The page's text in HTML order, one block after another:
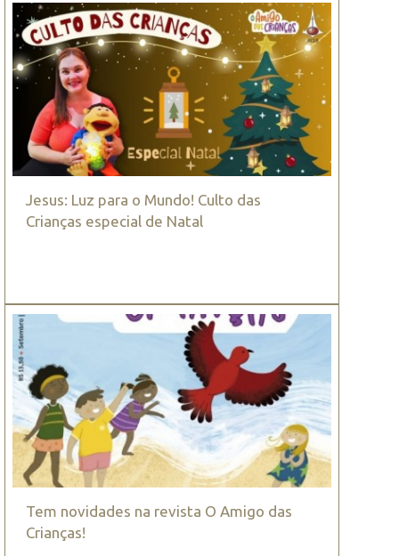
Jesus: Luz para o Mundo! Culto das
Crianças especial de Natal
Tem novidades na revista O Amigo das
Crianças!